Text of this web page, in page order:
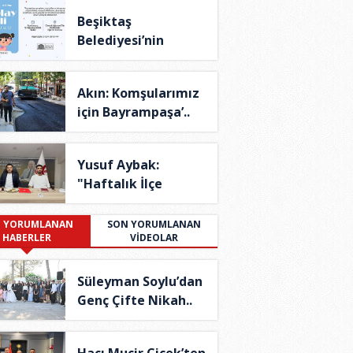
Beşiktaş
Belediyesi’nin
Theraplay T..
Akın: Komşularımız
için Bayrampaşa’..
Yusuf Aybak:
"Haftalık İlçe
Yönetim..
YORUMLANAN
HABERLER
SON YORUMLANAN
VİDEOLAR
Süleyman Soylu’dan
Genç Çifte Nikah..